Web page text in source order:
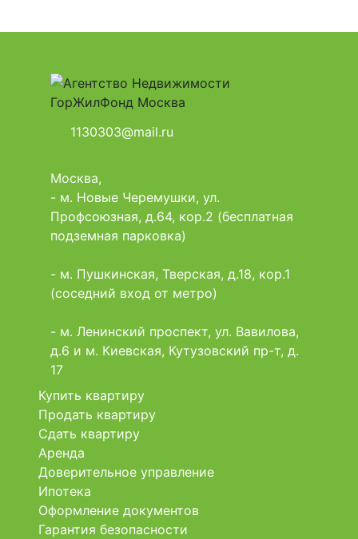
1130303@mail.ru
Москва,
- м. Новые Черемушки, ул.
Профсоюзная, д.64, кор.2 (бесплатная
подземная парковка)
- м. Пушкинская, Тверская, д.18, кор.1
(соседний вход от метро)
- м. Ленинский проспект, ул. Вавилова,
д.6 и м. Киевская, Кутузовский пр-т, д.
17
Купить квартиру
Продать квартиру
Сдать квартиру
Аренда
Доверительное управление
Ипотека
Оформление документов
Гарантия безопасности